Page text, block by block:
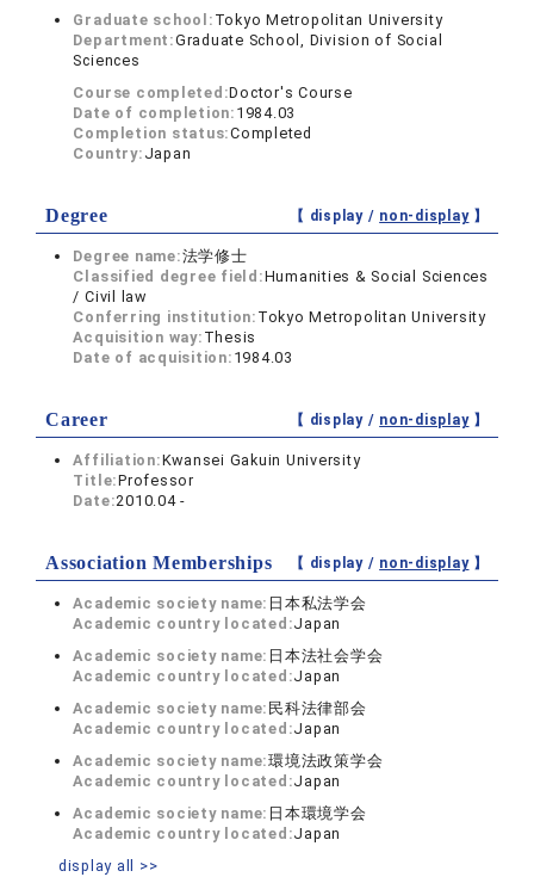
Graduate school: Tokyo Metropolitan University
Department:Graduate School, Division of Social
Sciences
Course completed:Doctor's Course
Date of completion: 1984.03
Completion status:Completed
Country: Japan
Degree 【 display / non-display】
Degree name:法学修士
Classified degree field:Humanities & Social Sciences
/ Civil law
Conferring institution: Tokyo Metropolitan University
Acquisition way: Thesis
Date of acquisition: 1984.03
Career 【 display / non-display】
Affiliation:Kwansei Gakuin University
Title:Professor
Date:2010.04 -
Association Memberships 【 display / non-display】
Academic society name: 日本私法学会
Academic country located:Japan
Academic society name: 日本法社会学会
Academic country located:Japan
Academic society name: 民科法律部会
Academic country located:Japan
Academic society name:環境法政策学会
Academic country located:Japan
Academic society name: 日本環境学会
Academic country located:Japan
display all >>